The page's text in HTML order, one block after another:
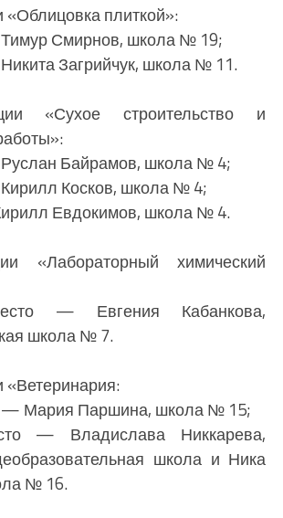
«Облицовка плиткой»:
Смирнов, школа № 19;
Загрийчук, школа № 11.
«Сухое строительство и
Байрамов, школа № 4;
Косков, школа № 4;
Евдокимов, школа № 4.
«Лабораторный химический
— Евгения Кабанкова,
школа № 7.
«Ветеринария:
Мария Паршина, школа № 15;
— Владислава Никкарева,
школа и Ника
№ 16.